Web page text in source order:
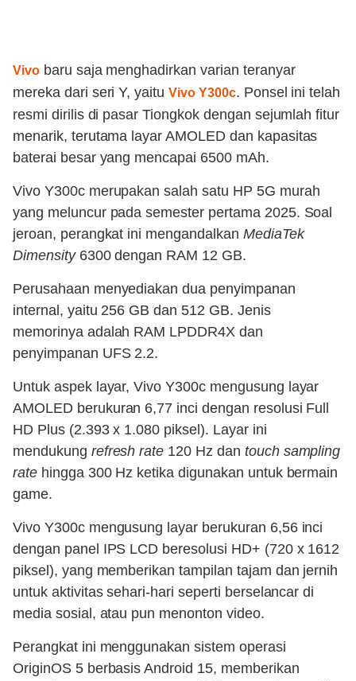
Vivobaru saja menghadirkan varian teranyar
mereka dari seri Y, yaituVivo Y300c. Ponsel ini telah
resmi dirilis di pasar Tiongkok dengan sejumlah fitur
menarik, terutama layar AMOLED dan kapasitas
baterai besar yang mencapai 6500 mAh.
Vivo Y300c merupakan salah satu HP 5G murah
yang meluncur pada semester pertama 2025. Soal
jeroan, perangkat ini mengandalkan MediaTek
Dimensity6300 dengan RAM 12 GB.
Perusahaan menyediakan dua penyimpanan
internal, yaitu 256 GB dan 512 GB. Jenis
memorinya adalah RAM LPDDR4X dan
penyimpanan UFS 2.2.
Untuk aspek layar, Vivo Y300c mengusung layar
AMOLED berukuran 6,77 inci dengan resolusi Full
HD Plus (2.393 x 1.080 piksel). Layar ini
mendukung refresh rate 120 Hz dan touch sampling
ratehingga 300 Hz ketika digunakan untuk bermain
game.
Vivo Y300c mengusung layar berukuran 6,56 inci
dengan panel IPS LCD beresolusi HD+ (720 x 1612
piksel), yang memberikan tampilan tajam dan jernih
untuk aktivitas sehari-hari seperti berselancar di
media sosial, atau pun menonton video.
Perangkat ini menggunakan sistem operasi
OriginOS 5 berbasis Android 15, memberikan